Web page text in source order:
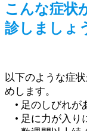
こんな症状
診しましょ
以下のような症
めします。
• 足のしびれが
• 足に力が入り